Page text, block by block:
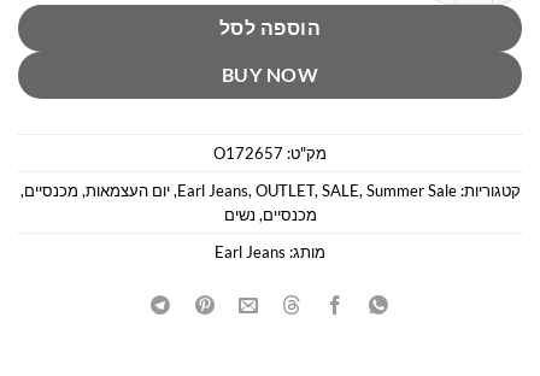
הוספה לסל
BUY NOW
מק"ט: O172657
קטגוריות:
Earl Jeans, OUTLET, SALE, Summer Sale
,יום העצמאות, מכנסיים,
מכנסיים, נשים
מותג: Earl Jeans